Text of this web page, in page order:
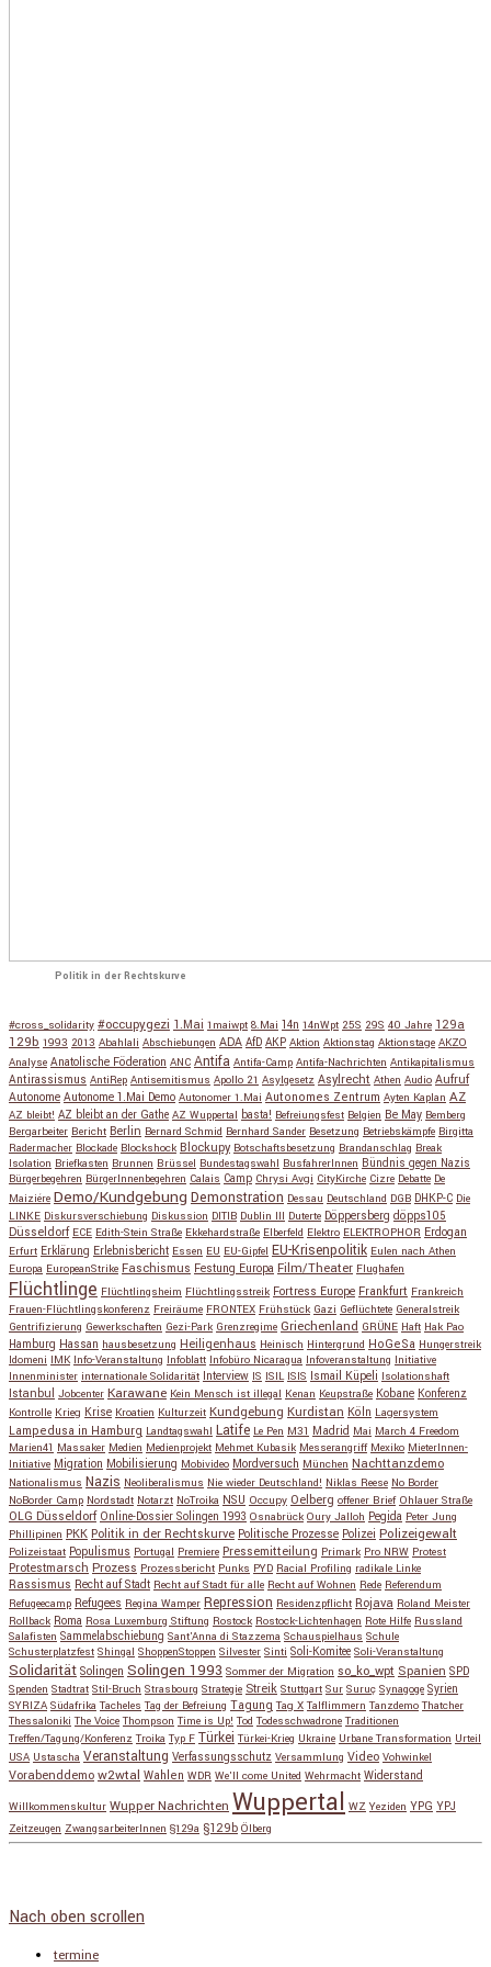
Politik in der Rechtskurve
#cross_solidarity #occupygezi 1.Mai 1maiwpt 8.Mai 14n 14nWpt 25S 29S 40 Jahre 129a
129b 1993 2013 Abahlali Abschiebungen ADA AfD AKP Aktion Aktionstag Aktionstage AKZO
Analyse Anatolische Föderation ANC Antifa Antifa-Camp Antifa-Nachrichten Antikapitalismus
Antirassismus AntiRep Antisemitismus Apollo 21 Asylgesetz Asylrecht Athen Audio Aufruf
Autonome Autonome 1.Mai Demo Autonomer 1.Mai Autonomes Zentrum Ayten Kaplan AZ
AZ bleibt! AZ bleibt an der Gathe AZ Wuppertal basta! Befreiungsfest Belgien Be May Bemberg
Bergarbeiter Bericht Berlin Bernard Schmid Bernhard Sander Besetzung Betriebskämpfe Birgitta
Radermacher Blockade Blockshock Blockupy Botschaftsbesetzung Brandanschlag Break
Isolation Briefkasten Brunnen Brüssel Bundestagswahl BusfahrerInnen Bündnis gegen Nazis
Bürgerbegehren BürgerInnenbegehren Calais Camp Chrysi Avgi CityKirche Cizre Debatte De
Maiziére Demo/Kundgebung Demonstration Dessau Deutschland DGB DHKP-C Die
LINKE Diskursverschiebung Diskussion DITIB Dublin III Duterte Döppersberg döpps105
Düsseldorf ECE Edith-Stein Straße Ekkehardstraße Elberfeld Elektro ELEKTROPHOR Erdogan
Erfurt Erklärung Erlebnisbericht Essen EU EU-Gipfel EU-Krisenpolitik Eulen nach Athen
Europa EuropeanStrike Faschismus Festung Europa Film/Theater Flughafen
Flüchtlinge Flüchtlingsheim Flüchtlingsstreik Fortress Europe Frankfurt Frankreich
Frauen-Flüchtlingskonferenz Freiräume FRONTEX Frühstück Gazi Geflüchtete Generalstreik
Gentrifizierung Gewerkschaften Gezi-Park Grenzregime Griechenland GRÜNE Haft Hak Pao
Hamburg Hassan hausbesetzung Heiligenhaus Heinisch Hintergrund HoGeSa Hungerstreik
Idomeni IMK Info-Veranstaltung Infoblatt Infobüro Nicaragua Infoveranstaltung Initiative
Innenminister internationale Solidarität Interview IS ISIL ISIS Ismail Küpeli Isolationshaft
Istanbul Jobcenter Karawane Kein Mensch ist illegal Kenan Keupstraße Kobane Konferenz
Kontrolle Krieg Krise Kroatien Kulturzeit Kundgebung Kurdistan Köln Lagersystem
Lampedusa in Hamburg Landtagswahl Latife Le Pen M31 Madrid Mai March 4 Freedom
Marien41 Massaker Medien Medienprojekt Mehmet Kubasik Messerangriff Mexiko MieterInnen-
Initiative Migration Mobilisierung Mobivideo Mordversuch München Nachttanzdemo
Nationalismus Nazis Neoliberalismus Nie wieder Deutschland! Niklas Reese No Border
NoBorder Camp Nordstadt Notarzt NoTroika NSU Occupy Oelberg offener Brief Ohlauer Straße
OLG Düsseldorf Online-Dossier Solingen 1993 Osnabrück Oury Jalloh Pegida Peter Jung
Phillipinen PKK Politik in der Rechtskurve Politische Prozesse Polizei Polizeigewalt
Polizeistaat Populismus Portugal Premiere Pressemitteilung Primark Pro NRW Protest
Protestmarsch Prozess Prozessbericht Punks PYD Racial Profiling radikale Linke
Rassismus Recht auf Stadt Recht auf Stadt für alle Recht auf Wohnen Rede Referendum
Refugeecamp Refugees Regina Wamper Repression Residenzpflicht Rojava Roland Meister
Rollback Roma Rosa Luxemburg Stiftung Rostock Rostock-Lichtenhagen Rote Hilfe Russland
Salafisten Sammelabschiebung Sant'Anna di Stazzema Schauspielhaus Schule
Schusterplatzfest Shingal ShoppenStoppen Silvester Sinti Soli-Komitee Soli-Veranstaltung
Solidarität Solingen Solingen 1993 Sommer der Migration so_ko_wpt Spanien SPD
Spenden Stadtrat Stil-Bruch Strasbourg Strategie Streik Stuttgart Sur Suruç Synagoge Syrien
SYRIZA Südafrika Tacheles Tag der Befreiung Tagung Tag X Talflimmern Tanzdemo Thatcher
Thessaloniki The Voice Thompson Time is Up! Tod Todesschwadrone Traditionen
Treffen/Tagung/Konferenz Troika Typ F Türkei Türkei-Krieg Ukraine Urbane Transformation Urteil
USA Ustascha Veranstaltung Verfassungsschutz Versammlung Video Vohwinkel
Vorabenddemo w2wtal Wahlen WDR We'll come United Wehrmacht Widerstand
Willkommenskultur Wupper Nachrichten Wuppertal WZ Yeziden YPG YPJ
Zeitzeugen ZwangsarbeiterInnen §129a §129b Ölberg
Nach oben scrollen
termine